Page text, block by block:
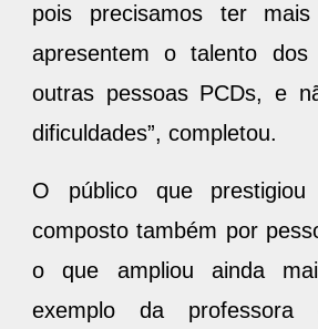
pois precisamos ter
apresentem o talento
outras pessoas PCDs, e
dificuldades”, completou.
O público que
composto também por
o que ampliou ainda
exemplo da professora